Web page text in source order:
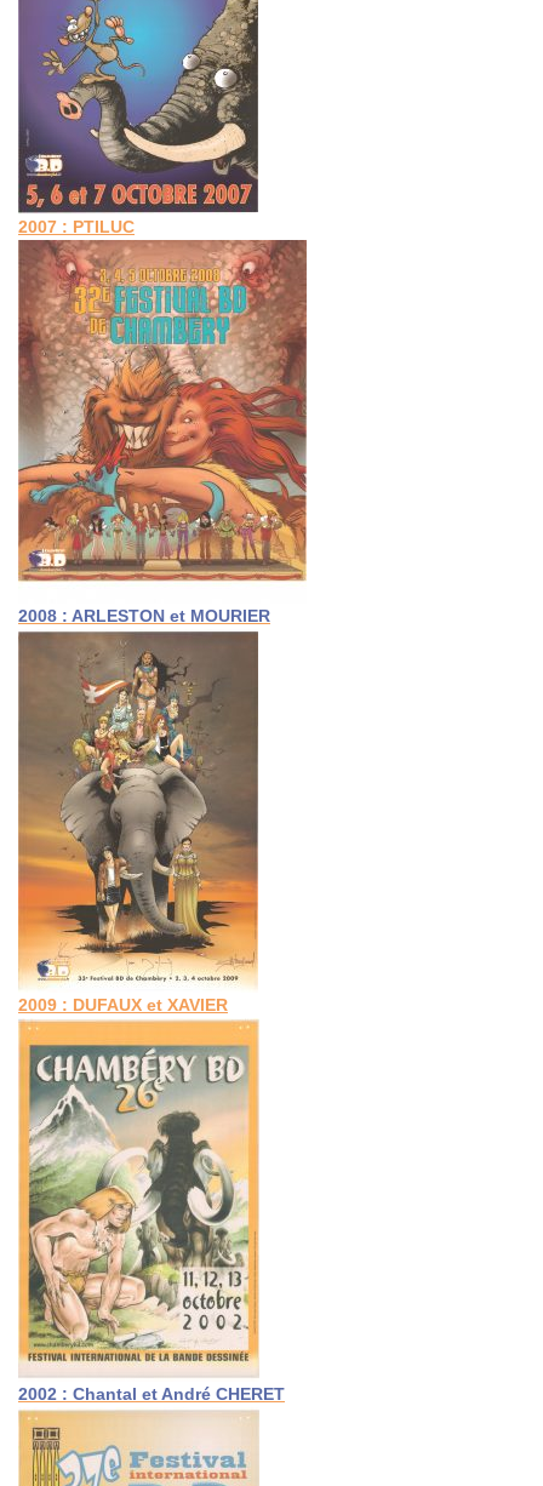
2007 : PTILUC
2008 : ARLESTON et MOURIER
2009 : DUFAUX et XAVIER
2002 : Chantal et André CHERET